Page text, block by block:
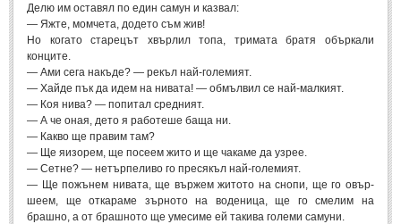
Стихове за Жената
Стихове за Осми Март (4)
Стихове за Мама
ТЕКСТОВЕ
ТЕКСТОВЕ
Истории (10)
Разкази
Делю им оставял по един самун и казвал:
— Яжте, момчета, додето съм жив!
Но когато старецът хвърлил топа, тримата братя объркали
конците.
— Ами сега накъде? — рекъл най-големият.
— Хайде пък да идем на нивата! — обмълвил се най-малкият.
— Коя нива? — попитал средният.
— А че оная, дето я работеше баща ни.
— Какво ще правим там?
— Ще яизорем, ще посеем жито и ще чакаме да узрее.
— Сетне? — нетърпеливо го пресякъл най-големият.
— Ще пожънем нивата, ще вържем житото на снопи, ще го овър-
шеем, ще откараме зърното на воденица, ще го смелим на
брашно, а от брашното ще умесиме ей такива големи самуни.